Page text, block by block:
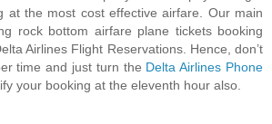
at the most cost effective airfare. Our main
rock bottom airfare plane tickets booking
Airlines Flight Reservations. Hence, don’t
time and just turn the Delta Airlines Phone
your booking at the eleventh hour also.